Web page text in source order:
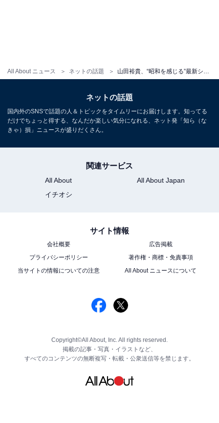
All About ニュース ネットの話題
ネットの話題
国内外のSNSで話題の人＆トピックをタイムリーにお届けします。知ってる
だけでちょっと得する、なんだか楽しい気分になれる、ネット発「知ら（な
きゃ）損」ニュースが盛りだくさん。
関連サービス
All About
All About Japan
イチオシ
サイト情報
会社概要
広告掲載
プライバシーポリシー
著作権・商標・免責事項
当サイトの情報についての注意
All About ニュースについて
Copyright©All About, Inc. All rights reserved.
掲載の記事・写真・イラストなど、
すべてのコンテンツの無断複写・転載・公衆送信等を禁じます。